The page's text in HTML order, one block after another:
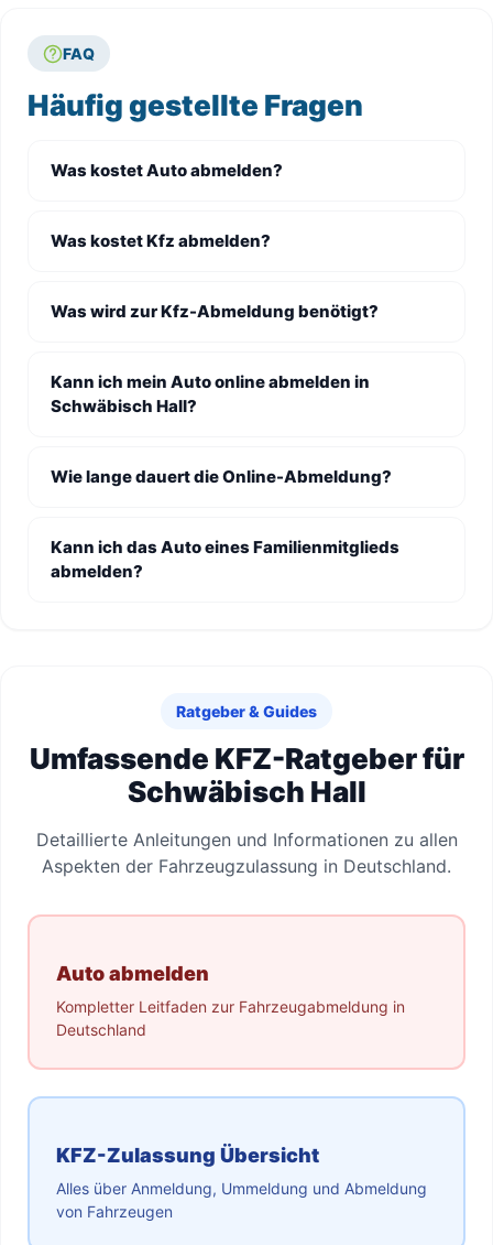
FAQ
Häufig gestellte Fragen
Was kostet Auto abmelden?
Was kostet Kfz abmelden?
Was wird zur Kfz-Abmeldung benötigt?
Kann ich mein Auto online abmelden in
Schwäbisch Hall?
Wie lange dauert die Online-Abmeldung?
Kann ich das Auto eines Familienmitglieds
abmelden?
Ratgeber & Guides
Umfassende KFZ-Ratgeber für
Schwäbisch Hall
Detaillierte Anleitungen und Informationen zu allen
Aspekten der Fahrzeugzulassung in Deutschland.
Auto abmelden
Kompletter Leitfaden zur Fahrzeugabmeldung in
Deutschland
KFZ-Zulassung Übersicht
Alles über Anmeldung, Ummeldung und Abmeldung
von Fahrzeugen